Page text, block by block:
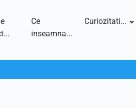
Ce
inseamna...
Curiozitati...